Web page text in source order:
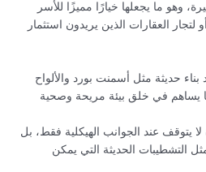
وهو ما يجعلها خيارًا مميزًا للأسر
العقارات الذين يريدون استثمار
حديثة مثل أسمنت بورد والألواح
يساهم في خلق بيئة مريحة وصحية
لا يتوقف عند الجوانب الهيكلية فقط، بل
التشطيبات الحديثة التي يمكن